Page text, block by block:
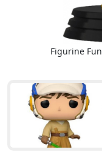
Figurine